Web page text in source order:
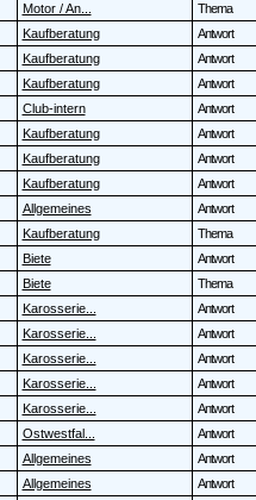
Motor / An... Thema
Kaufberatung Antwort
Kaufberatung Antwort
Kaufberatung Antwort
Club-intern Antwort
Kaufberatung Antwort
Kaufberatung Antwort
Kaufberatung Antwort
Allgemeines Antwort
Kaufberatung Thema
Biete Antwort
Biete Thema
Karosserie... Antwort
Karosserie... Antwort
Karosserie... Antwort
Karosserie... Antwort
Karosserie... Antwort
Ostwestfal... Antwort
Allgemeines Antwort
Allgemeines Antwort